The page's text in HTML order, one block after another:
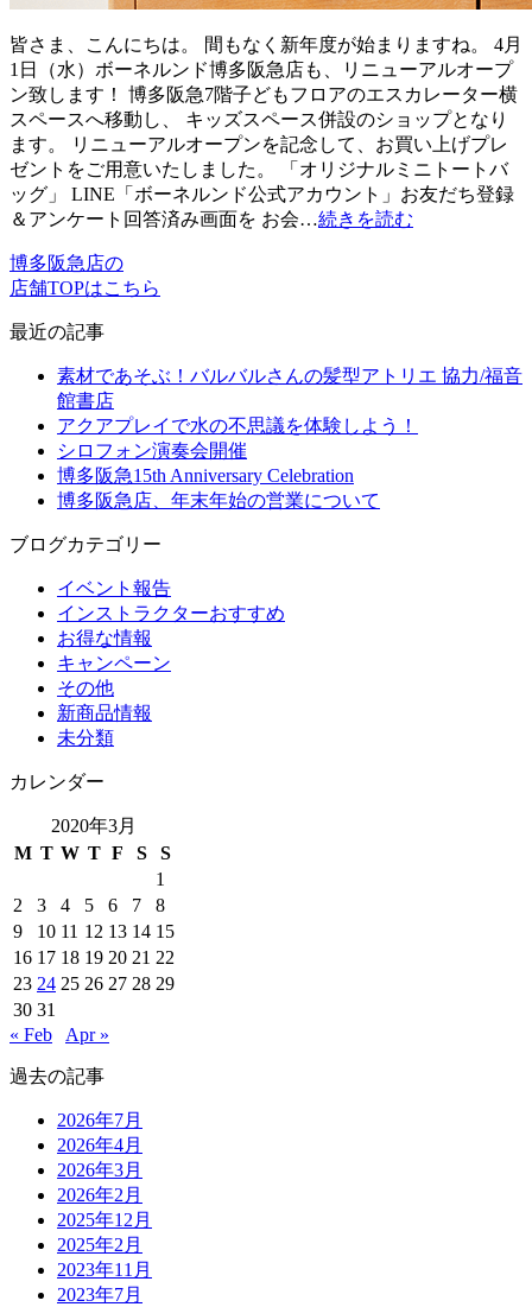
皆さま、こんにちは。 間もなく新年度が始まりますね。 4月
1日（水）ボーネルンド博多阪急店も、リニューアルオープ
ン致します！ 博多阪急7階子どもフロアのエスカレーター横
スペースへ移動し、 キッズスペース併設のショップとなり
ます。 リニューアルオープンを記念して、お買い上げプレ
ゼントをご用意いたしました。 「オリジナルミニトートバ
ッグ」 LINE「ボーネルンド公式アカウント」お友だち登録
＆アンケート回答済み画面を お会…続きを読む
博多阪急店の
店舗TOPはこちら
最近の記事
素材であそぶ！バルバルさんの髪型アトリエ 協力/福音
館書店
アクアプレイで水の不思議を体験しよう！
シロフォン演奏会開催
博多阪急15th Anniversary Celebration
博多阪急店、年末年始の営業について
ブログカテゴリー
イベント報告
インストラクターおすすめ
お得な情報
キャンペーン
その他
新商品情報
未分類
カレンダー
2020年3月
M T W T F S
S
1
2
3 4 5 6 7
8
9
10 11 12 13 14 15
16 17 18 19 20 21 22
23 24 25 26 27 28 29
30 31
« Feb
Apr »
過去の記事
2026年7月
2026年4月
2026年3月
2026年2月
2025年12月
2025年2月
2023年11月
2023年7月